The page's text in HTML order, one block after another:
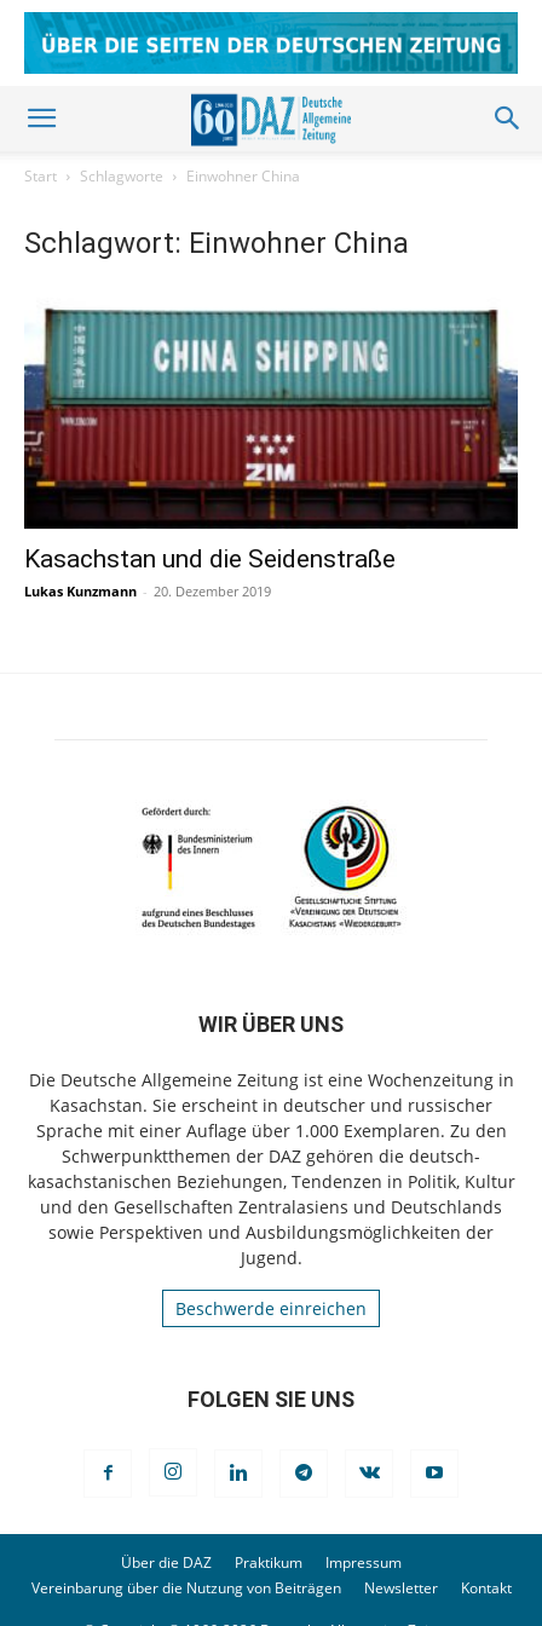
Start Schlagworte Einwohner China
Schlagwort: Einwohner China
Kasachstan und die Seidenstraße
Lukas Kunzmann - 20. Dezember 2019
WIR ÜBER UNS
Die Deutsche Allgemeine Zeitung ist eine Wochenzeitung in
Kasachstan. Sie erscheint in deutscher und russischer
Sprache mit einer Auflage über 1.000 Exemplaren. Zu den
Schwerpunktthemen der DAZ gehören die deutsch-
kasachstanischen Beziehungen, Tendenzen in Politik, Kultur
und den Gesellschaften Zentralasiens und Deutschlands
sowie Perspektiven und Ausbildungsmöglichkeiten der
Jugend.
Beschwerde einreichen
FOLGEN SIE UNS
Über die DAZ Praktikum
Impressum
Vereinbarung über die Nutzung von Beiträgen
Newsletter Kontakt